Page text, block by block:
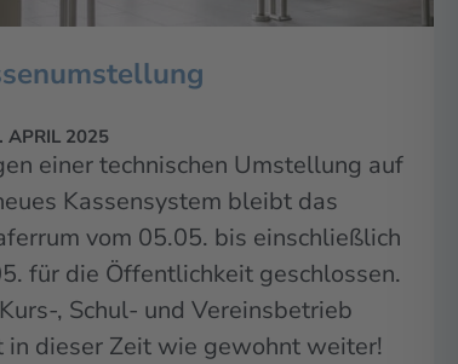
APRIL 2025
einer technischen Umstellung auf
Kassensystem bleibt das
vom 05.05. bis einschließlich
für die Öffentlichkeit geschlossen.
, Schul- und Vereinsbetrieb
in dieser Zeit wie gewohnt weiter!